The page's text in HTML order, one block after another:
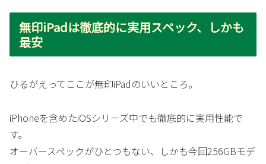
無印iPadは徹底的に実用スペック、しかも
最安
ひるがえってここが無印iPadのいいところ。
iPhoneを含めたiOSシリーズ中でも徹底的に実用性能で
す。
オーバースペックがひとつもない、しかも今回256GBモデ